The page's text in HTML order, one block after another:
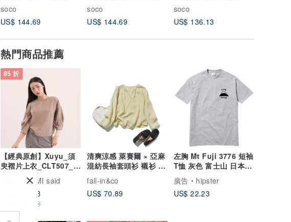
soco
US$ 144.69
soco
US$ 144.69
soco
US$ 136.13
熱門商品推薦
85 折
【經典原創】Xuyu_須
臾褶片上衣_CLT507_卡
SU:MI said
US$ 101.48
US$ 119.38
清爽涼感 萊賽爾 × 亞麻
混紡長袖套頭衫 襯衫 黃
色 260418-3
fall-in&co
US$ 70.89
左胸 Mt Fuji 3776 短袖
T恤 灰色 富士山 日本
雪 禮物
廣告
hipster
US$ 22.23